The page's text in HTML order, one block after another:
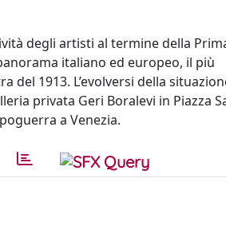
degli artisti al termine della
italiano ed europeo, il più
1913. L’evolversi della
privata Geri Boralevi in Piazza
a Venezia.